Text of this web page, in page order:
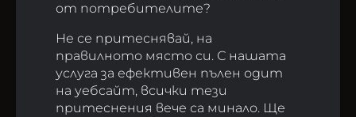
от потребителите?
Не се притеснявай, на
правилното място си. С нашата
услуга за ефективен пълен одит
на уебсайт, всички тези
притеснения вече са минало. Ще